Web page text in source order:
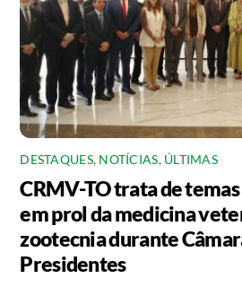
DESTAQUES, NOTÍCIAS, ÚLTIMAS
CRMV-TO trata de
em prol da medicina
zootecnia durante
Presidentes